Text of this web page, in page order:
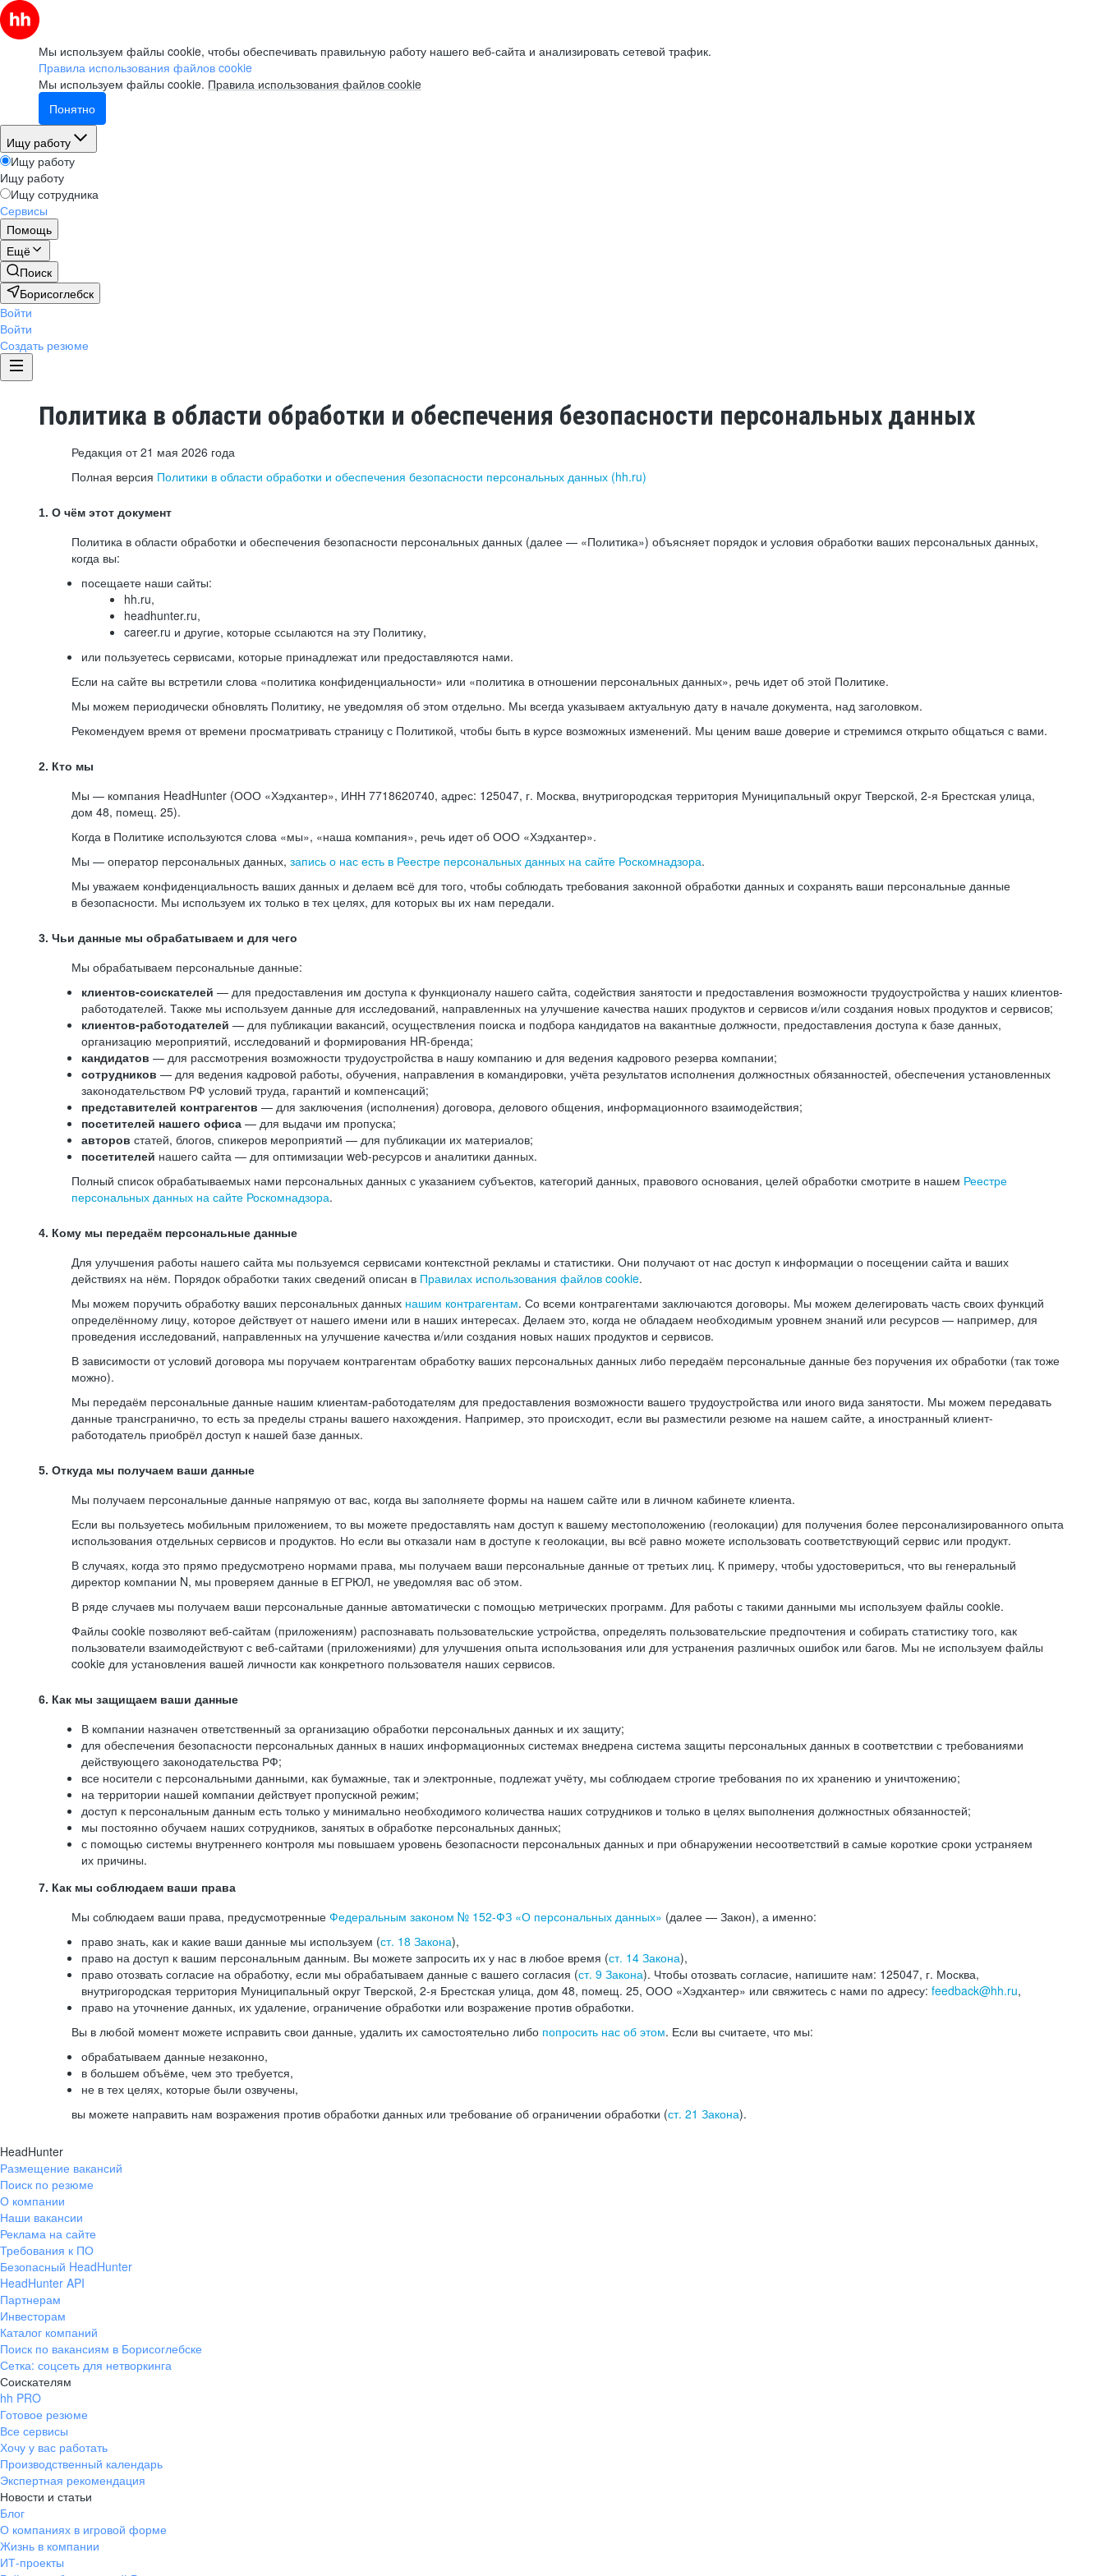
Мы используем файлы cookie, чтобы обеспечивать правильную работу нашего веб-сайта и анализировать сетевой трафик.
Правила использования файлов cookie
Мы используем файлы cookie. Правила использования файлов cookie
Понятно
Ищу работу
Ищу работу
Ищу работу
Ищу сотрудника
Сервисы
Помощь
Ещё
Поиск
Борисоглебск
Войти
Войти
Создать резюме
Политика в области обработки и обеспечения безопасности персональных данных
Редакция от 21 мая 2026 года
Полная версия Политики в области обработки и обеспечения безопасности персональных данных (hh.ru)
1. О чём этот документ
Политика в области обработки и обеспечения безопасности персональных данных (далее — «Политика») объясняет порядок и условия обработки ваших персональных данных,
когда вы:
посещаете наши сайты:
hh.ru,
headhunter.ru,
career.ru и другие, которые ссылаются на эту Политику,
или пользуетесь сервисами, которые принадлежат или предоставляются нами.
Если на сайте вы встретили слова «политика конфиденциальности» или «политика в отношении персональных данных», речь идет об этой Политике.
Мы можем периодически обновлять Политику, не уведомляя об этом отдельно. Мы всегда указываем актуальную дату в начале документа, над заголовком.
Рекомендуем время от времени просматривать страницу с Политикой, чтобы быть в курсе возможных изменений. Мы ценим ваше доверие и стремимся открыто общаться с вами.
2. Кто мы
Мы — компания HeadHunter (ООО «Хэдхантер», ИНН 7718620740, адрес: 125047, г. Москва, внутригородская территория Муниципальный округ Тверской, 2-я Брестская улица,
дом 48, помещ. 25).
Когда в Политике используются слова «мы», «наша компания», речь идет об ООО «Хэдхантер».
Мы — оператор персональных данных, запись о нас есть в Реестре персональных данных на сайте Роскомнадзора.
Мы уважаем конфиденциальность ваших данных и делаем всё для того, чтобы соблюдать требования законной обработки данных и сохранять ваши персональные данные
в безопасности. Мы используем их только в тех целях, для которых вы их нам передали.
3. Чьи данные мы обрабатываем и для чего
Мы обрабатываем персональные данные:
клиентов-соискателей — для предоставления им доступа к функционалу нашего сайта, содействия занятости и предоставления возможности трудоустройства у наших клиентов-
работодателей. Также мы используем данные для исследований, направленных на улучшение качества наших продуктов и сервисов и/или создания новых продуктов и сервисов;
клиентов-работодателей — для публикации вакансий, осуществления поиска и подбора кандидатов на вакантные должности, предоставления доступа к базе данных,
организацию мероприятий, исследований и формирования HR-бренда;
кандидатов — для рассмотрения возможности трудоустройства в нашу компанию и для ведения кадрового резерва компании;
сотрудников — для ведения кадровой работы, обучения, направления в командировки, учёта результатов исполнения должностных обязанностей, обеспечения установленных
законодательством РФ условий труда, гарантий и компенсаций;
представителей контрагентов — для заключения (исполнения) договора, делового общения, информационного взаимодействия;
посетителей нашего офиса — для выдачи им пропуска;
авторов статей, блогов, спикеров мероприятий — для публикации их материалов;
посетителей нашего сайта — для оптимизации web-ресурсов и аналитики данных.
Полный список обрабатываемых нами персональных данных с указанием субъектов, категорий данных, правового основания, целей обработки смотрите в нашем Реестре
персональных данных на сайте Роскомнадзора.
4. Кому мы передаём персональные данные
Для улучшения работы нашего сайта мы пользуемся сервисами контекстной рекламы и статистики. Они получают от нас доступ к информации о посещении сайта и ваших
действиях на нём. Порядок обработки таких сведений описан в Правилах использования файлов cookie.
Мы можем поручить обработку ваших персональных данных нашим контрагентам. Со всеми контрагентами заключаются договоры. Мы можем делегировать часть своих функций
определённому лицу, которое действует от нашего имени или в наших интересах. Делаем это, когда не обладаем необходимым уровнем знаний или ресурсов — например, для
проведения исследований, направленных на улучшение качества и/или создания новых наших продуктов и сервисов.
В зависимости от условий договора мы поручаем контрагентам обработку ваших персональных данных либо передаём персональные данные без поручения их обработки (так тоже
можно).
Мы передаём персональные данные нашим клиентам-работодателям для предоставления возможности вашего трудоустройства или иного вида занятости. Мы можем передавать
данные трансгранично, то есть за пределы страны вашего нахождения. Например, это происходит, если вы разместили резюме на нашем сайте, а иностранный клиент-
работодатель приобрёл доступ к нашей базе данных.
5. Откуда мы получаем ваши данные
Мы получаем персональные данные напрямую от вас, когда вы заполняете формы на нашем сайте или в личном кабинете клиента.
Если вы пользуетесь мобильным приложением, то вы можете предоставлять нам доступ к вашему местоположению (геолокации) для получения более персонализированного опыта
использования отдельных сервисов и продуктов. Но если вы отказали нам в доступе к геолокации, вы всё равно можете использовать соответствующий сервис или продукт.
В случаях, когда это прямо предусмотрено нормами права, мы получаем ваши персональные данные от третьих лиц. К примеру, чтобы удостовериться, что вы генеральный
директор компании N, мы проверяем данные в ЕГРЮЛ, не уведомляя вас об этом.
В ряде случаев мы получаем ваши персональные данные автоматически с помощью метрических программ. Для работы с такими данными мы используем файлы cookie.
Файлы cookie позволяют веб-сайтам (приложениям) распознавать пользовательские устройства, определять пользовательские предпочтения и собирать статистику того, как
пользователи взаимодействуют с веб-сайтами (приложениями) для улучшения опыта использования или для устранения различных ошибок или багов. Мы не используем файлы
cookie для установления вашей личности как конкретного пользователя наших сервисов.
6. Как мы защищаем ваши данные
В компании назначен ответственный за организацию обработки персональных данных и их защиту;
для обеспечения безопасности персональных данных в наших информационных системах внедрена система защиты персональных данных в соответствии с требованиями
действующего законодательства РФ;
все носители с персональными данными, как бумажные, так и электронные, подлежат учёту, мы соблюдаем строгие требования по их хранению и уничтожению;
на территории нашей компании действует пропускной режим;
доступ к персональным данным есть только у минимально необходимого количества наших сотрудников и только в целях выполнения должностных обязанностей;
мы постоянно обучаем наших сотрудников, занятых в обработке персональных данных;
с помощью системы внутреннего контроля мы повышаем уровень безопасности персональных данных и при обнаружении несоответствий в самые короткие сроки устраняем
их причины.
7. Как мы соблюдаем ваши права
Мы соблюдаем ваши права, предусмотренные Федеральным законом № 152-ФЗ «О персональных данных» (далее — Закон), а именно:
право знать, как и какие ваши данные мы используем (ст. 18 Закона),
право на доступ к вашим персональным данным. Вы можете запросить их у нас в любое время (ст. 14 Закона),
право отозвать согласие на обработку, если мы обрабатываем данные с вашего согласия (ст. 9 Закона). Чтобы отозвать согласие, напишите нам: 125047, г. Москва,
внутригородская территория Муниципальный округ Тверской, 2-я Брестская улица, дом 48, помещ. 25, ООО «Хэдхантер» или свяжитесь с нами по адресу: feedback@hh.ru,
право на уточнение данных, их удаление, ограничение обработки или возражение против обработки.
Вы в любой момент можете исправить свои данные, удалить их самостоятельно либо попросить нас об этом. Если вы считаете, что мы:
обрабатываем данные незаконно,
в большем объёме, чем это требуется,
не в тех целях, которые были озвучены,
вы можете направить нам возражения против обработки данных или требование об ограничении обработки (ст. 21 Закона).
HeadHunter
Размещение вакансий
Поиск по резюме
О компании
Наши вакансии
Реклама на сайте
Требования к ПО
Безопасный HeadHunter
HeadHunter API
Партнерам
Инвесторам
Каталог компаний
Поиск по вакансиям в Борисоглебске
Сетка: соцсеть для нетворкинга
Соискателям
hh PRO
Готовое резюме
Все сервисы
Хочу у вас работать
Производственный календарь
Экспертная рекомендация
Новости и статьи
Блог
О компаниях в игровой форме
Жизнь в компании
ИТ-проекты